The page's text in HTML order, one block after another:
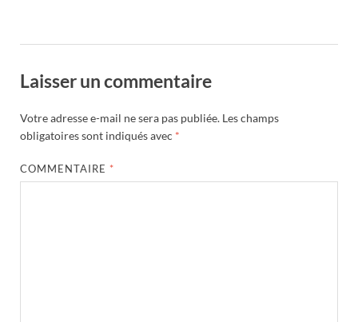
Laisser un commentaire
Votre adresse e-mail ne sera pas publiée. Les champs
obligatoires sont indiqués avec *
COMMENTAIRE *